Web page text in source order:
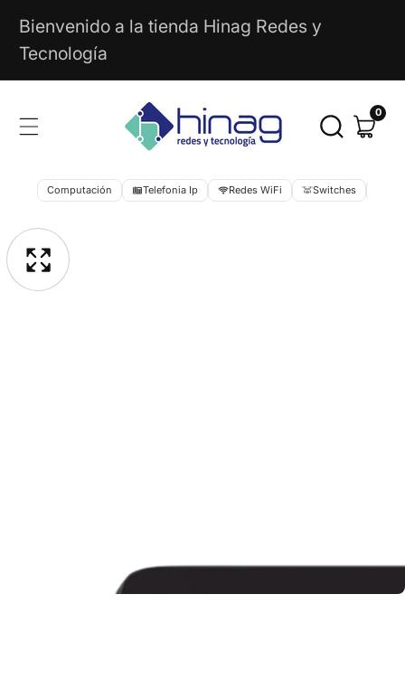
Ir
Directamente
Al
Contenido
Bienvenido a la tienda Hinag Redes y
Tecnología
00
Computación Telefonia Ip Redes WiFi Switches
Ir
Directamente
A
La
Galería